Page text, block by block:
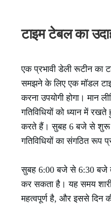
टाइम टेबल का
एक प्रभावी डेली रूटीन का
समझने के लिए एक मॉडल
करना उपयोगी होगा। मान
गतिविधियों को ध्यान में
करते हैं। सुबह 6 बजे से शुरू
गतिविधियों का संगठित रूप
सुबह 6:00 बजे से 6:30 बजे
कर सकता है। यह समय
महत्वपूर्ण है, और इससे दिन